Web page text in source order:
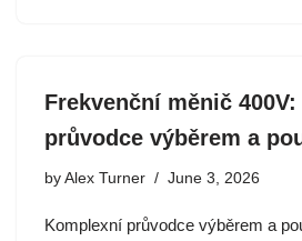
Frekvenční měnič
průvodce výběrem a
by Alex Turner June 3, 2026
Komplexní průvodce výběrem a